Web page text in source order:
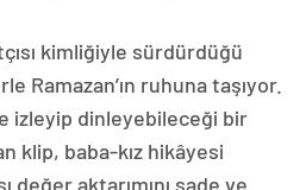
kimliğiyle sürdürdüğü
Ramazan’ın ruhuna taşıyor.
izleyip dinleyebileceği bir
klip, baba-kız hikâyesi
değer aktarımını sade ve